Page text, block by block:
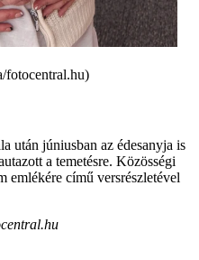
fotocentral.hu)
után júniusban az édesanyja is
a temetésre. Közösségi
emlékére című versrészletével